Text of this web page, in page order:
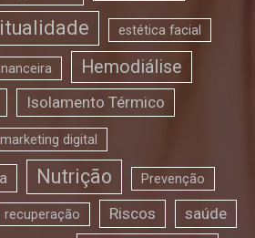
estética facial
Hemodiálise
Isolamento Térmico
marketing digital
Nutrição Prevenção
recuperação Riscos saúde